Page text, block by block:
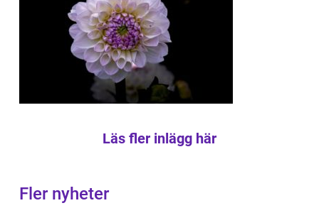
Läs fler inlägg här
Fler nyheter